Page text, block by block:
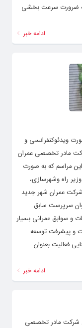
ضرورت سرعت بخشی
ادامه خبر
ویدئوکنفرانسی و
مادر تخصصی عمران
مراسم که به صورت
راه وشهرسازی،
شرکت عمران شهر جدید
سرپرست سابق
و سوابق عمرانی بسیار
و پیشرفت توسعه
فعالیت بعنوان
ادامه خبر
شرکت مادر تخصصی